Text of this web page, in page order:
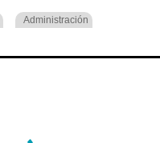
Administración